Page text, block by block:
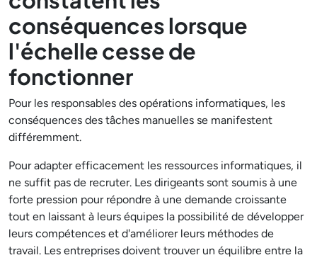
conséquences lorsque
l'échelle cesse de
fonctionner
Pour les responsables des opérations informatiques, les
conséquences des tâches manuelles se manifestent
différemment.
Pour adapter efficacement les ressources informatiques, il
ne suffit pas de recruter. Les dirigeants sont soumis à une
forte pression pour répondre à une demande croissante
tout en laissant à leurs équipes la possibilité de développer
leurs compétences et d'améliorer leurs méthodes de
travail. Les entreprises doivent trouver un équilibre entre la